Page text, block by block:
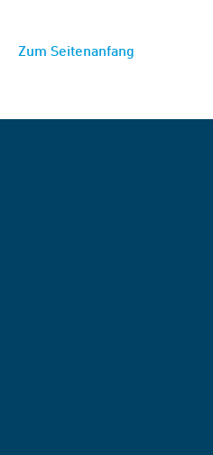
Zum Seitenanfang